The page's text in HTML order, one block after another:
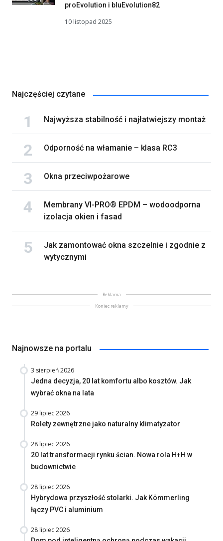
proEvolution i bluEvolution82
10 listopad 2025
Najczęściej czytane
Najwyższa stabilność i najłatwiejszy montaż
Odporność na włamanie – klasa RC3
Okna przeciwpożarowe
Membrany VI-PRO® EPDM – wodoodporna
izolacja okien i fasad
Jak zamontować okna szczelnie i zgodnie z
wytycznymi
Reklama
Koniec reklamy
Najnowsze na portalu
3 sierpień 2026
Jedna decyzja, 20 lat komfortu albo kosztów. Jak
wybrać okna na lata
29 lipiec 2026
Rolety zewnętrzne jako naturalny klimatyzator
28 lipiec 2026
20 lat transformacji rynku ścian. Nowa rola H+H w
budownictwie
28 lipiec 2026
Hybrydowa przyszłość stolarki. Jak Kömmerling
łączy PVC i aluminium
28 lipiec 2026